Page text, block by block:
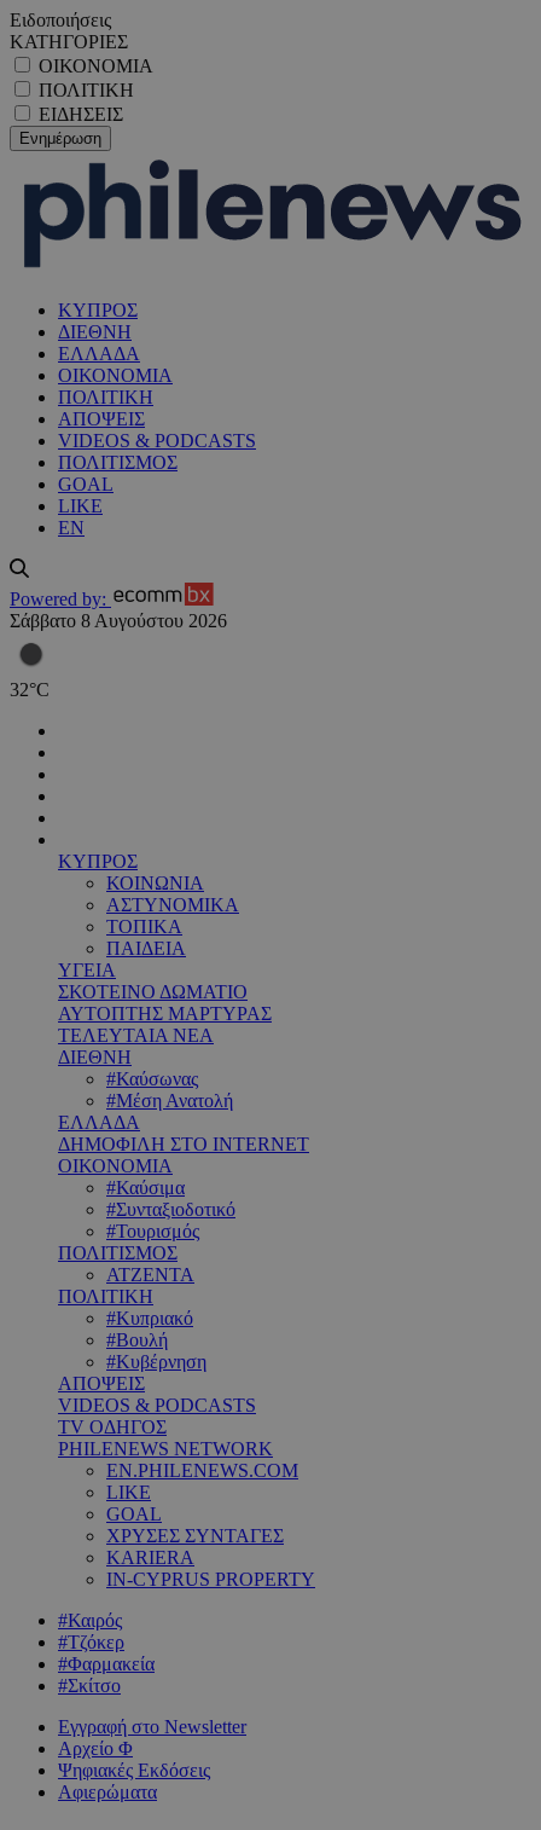
Ειδοποιήσεις
ΚΑΤΗΓΟΡΙΕΣ
ΟΙΚΟΝΟΜΙΑ
ΠΟΛΙΤΙΚΗ
ΕΙΔΗΣΕΙΣ
ΚΥΠΡΟΣ
ΔΙΕΘΝΗ
ΕΛΛΑΔΑ
ΟΙΚΟΝΟΜΙΑ
ΠΟΛΙΤΙΚΗ
ΑΠΟΨΕΙΣ
VIDEOS & PODCASTS
ΠΟΛΙΤΙΣΜΟΣ
GOAL
LIKE
EN
Powered by:
Σάββατο 8 Αυγούστου 2026
32°C
ΚΥΠΡΟΣ
ΚΟΙΝΩΝΙΑ
ΑΣΤΥΝΟΜΙΚΑ
ΤΟΠΙΚΑ
ΠΑΙΔΕΙΑ
ΥΓΕΙΑ
ΣΚΟΤΕΙΝΟ ΔΩΜΑΤΙΟ
ΑΥΤΟΠΤΗΣ ΜΑΡΤΥΡΑΣ
ΤΕΛΕΥΤΑΙΑ ΝΕΑ
ΔΙΕΘΝΗ
#Καύσωνας
#Μέση Ανατολή
ΕΛΛΑΔΑ
ΔΗΜΟΦΙΛΗ ΣΤΟ INTERNET
ΟΙΚΟΝΟΜΙΑ
#Καύσιμα
#Συνταξιοδοτικό
#Τουρισμός
ΠΟΛΙΤΙΣΜΟΣ
ΑΤΖΕΝΤΑ
ΠΟΛΙΤΙΚΗ
#Κυπριακό
#Βουλή
#Κυβέρνηση
ΑΠΟΨΕΙΣ
VIDEOS & PODCASTS
TV ΟΔΗΓΟΣ
PHILENEWS NETWORK
EN.PHILENEWS.COM
LIKE
GOAL
ΧΡΥΣΕΣ ΣΥΝΤΑΓΕΣ
KARIERA
IN-CYPRUS PROPERTY
#Καιρός
#Τζόκερ
#Φαρμακεία
#Σκίτσο
Εγγραφή στο Newsletter
Αρχείο Φ
Ψηφιακές Εκδόσεις
Αφιερώματα